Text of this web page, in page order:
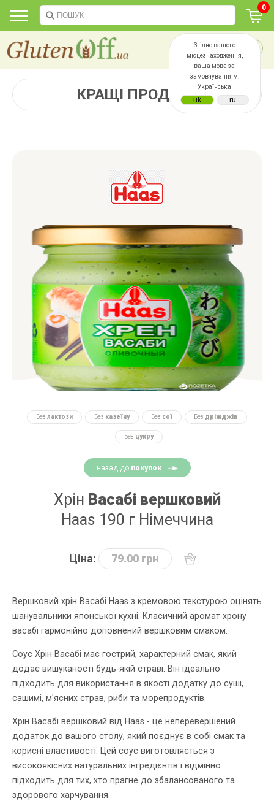
Згідно вашого
місцезнаходження,
ваша мова за
замовчуванням:
Українська
0
КРАЩІ ПРОДАЖІ
Без лактози Без казеїну Без сої Без дріжджів
Без цукру
назад до покупок
Хрін Васабі вершковий
Haas 190 г Німеччина
Ціна: 79.00 грн
Вершковий хрін Васабі Haas з кремовою текстурою оцінять
шанувальники японської кухні. Класичний аромат хрону
васабі гармонійно доповнений вершковим смаком.
Соус Хрін Васабі має гострий, характерний смак, який
додає вишуканості будь-якій страві. Він ідеально
підходить для використання в якості додатку до суші,
сашимі, м'ясних страв, риби та морепродуктів.
Хрін Васабі вершковий від Haas - це неперевершений
додаток до вашого столу, який поєднує в собі смак та
корисні властивості. Цей соус виготовляється з
високоякісних натуральних інгредієнтів і відмінно
підходить для тих, хто прагне до збалансованого та
здорового харчування.